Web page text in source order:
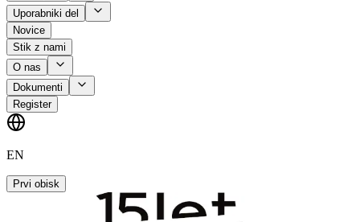
Uporabniki del
Novice
Stik z nami
O nas
Dokumenti
Register
EN
Prvi obisk